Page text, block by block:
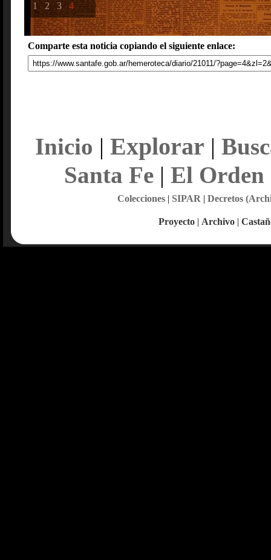
1 2 3 4
Comparte esta noticia copiando el siguiente enlace:
Inicio | Explorar |
Santa Fe| El Orden
Colecciones| SIPAR | Decretos
Proyecto | Archivo |